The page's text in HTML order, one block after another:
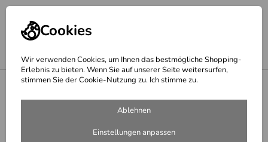
Cookies
Wir verwenden Cookies, um Ihnen das bestmögliche Shopping-
Erlebnis zu bieten. Wenn Sie auf unserer Seite weitersurfen,
stimmen Sie der Cookie-Nutzung zu. Ich stimme zu.
Ablehnen
Einstellungen anpassen
Hepco & Becker Hauptständer